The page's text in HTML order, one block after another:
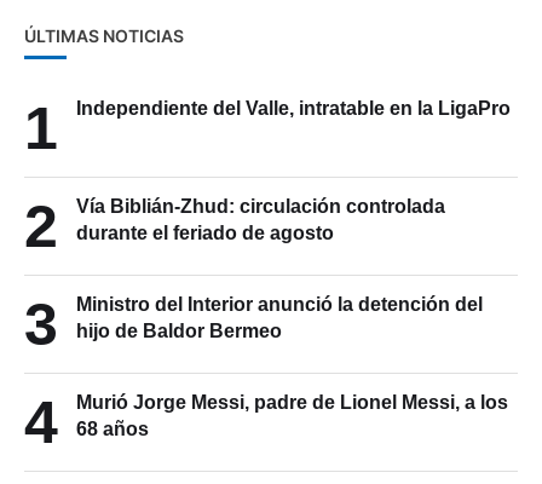
ÚLTIMAS NOTICIAS
1 Independiente del Valle, intratable en la LigaPro
2
Vía Biblián-Zhud: circulación controlada
durante el feriado de agosto
3
Ministro del Interior anunció la detención del
hijo de Baldor Bermeo
4
Murió Jorge Messi, padre de Lionel Messi, a los
68 años